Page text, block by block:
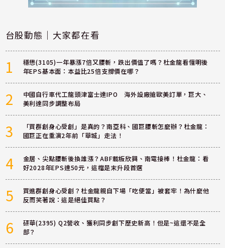
台股動態｜大家都在看
1
穩懋(3105)一年暴漲7倍又腰斬，跌出價值了嗎？杜金龍看懂明後
年EPS基本面：本益比25倍支撐價在哪？
2
中國自行車代工龍頭津富士達IPO 海外設廠搶歐美訂單，巨大、
美利達同步調整布局
3
「買群創身心受創」是真的？南亞科、國巨腰斬怎麼辦？杜金龍：
國巨正在重演2年前「華城」走法！
4
金居、尖點腰斬後換誰漲？ABF載板欣興、南電接棒！杜金龍：看
好2028年EPS達50元，這檔是末升段首選
5
買進群創身心受創？杜金龍親自下場「吃便當」被套牢！為什麼他
反而笑著說：這是絕佳買點？
6
研華(2395) Q2營收、獲利同步創下歷史新高！但是~這還不是全
部？